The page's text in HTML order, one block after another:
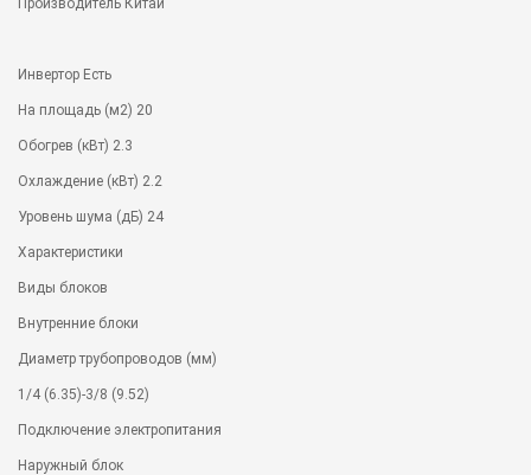
Инвертор Есть
На площадь (м2) 20
Обогрев (кВт) 2.3
Охлаждение (кВт) 2.2
Уровень шума (дБ) 24
Характеристики
Виды блоков
Внутренние блоки
Диаметр трубопроводов (мм)
1/4 (6.35)-3/8 (9.52)
Подключение электропитания
Наружный блок